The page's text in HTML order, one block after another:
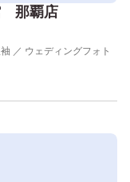
那覇店
／ ウェディングフォト